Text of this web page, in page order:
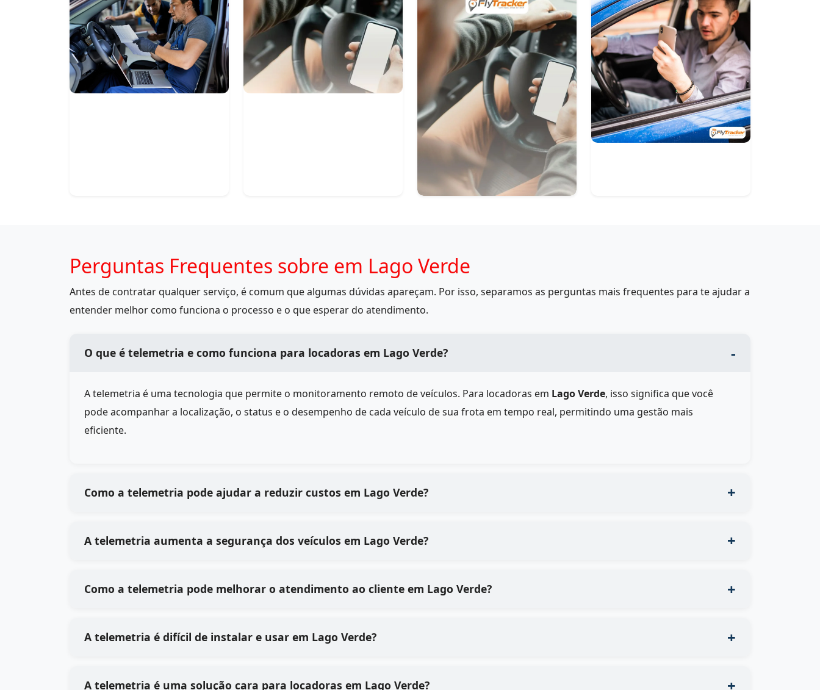
Perguntas Frequentes sobre em Lago Verde
Antes de contratar qualquer serviço, é comum que algumas dúvidas apareçam. Por isso, separamos as perguntas mais frequentes para te ajudar a
entender melhor como funciona o processo e o que esperar do atendimento.
O que é telemetria e como funciona para locadoras em Lago Verde?
A telemetria é uma tecnologia que permite o monitoramento remoto de veículos. Para locadoras em Lago Verde, isso significa que você
pode acompanhar a localização, o status e o desempenho de cada veículo de sua frota em tempo real, permitindo uma gestão mais
eficiente.
Como a telemetria pode ajudar a reduzir custos em Lago Verde?
A telemetria aumenta a segurança dos veículos em Lago Verde?
Como a telemetria pode melhorar o atendimento ao cliente em Lago Verde?
A telemetria é difícil de instalar e usar em Lago Verde?
A telemetria é uma solução cara para locadoras em Lago Verde?